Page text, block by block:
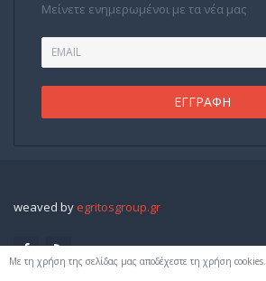
Μείνετε ενημερωμένοι με τα νέα μας
weaved by egritosgroup.gr
Με τη χρήση της σελίδας μας αποδέχεστε τη χρήση cookies.